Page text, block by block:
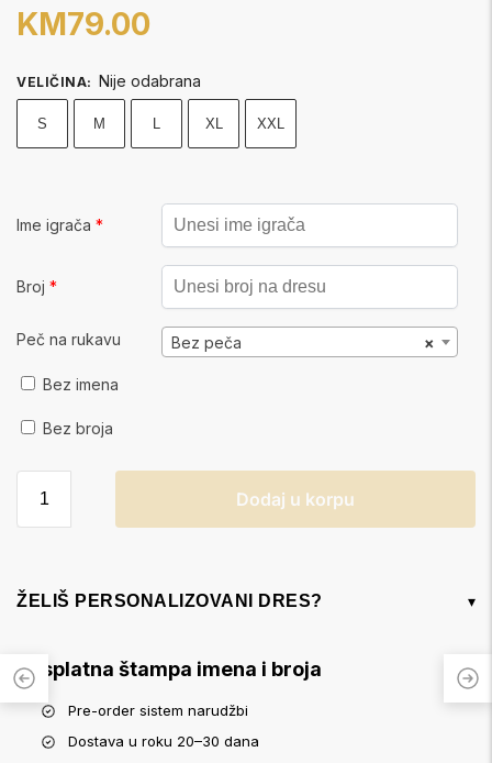
KM79.00
VELIČINA: Nije odabrana
S M L XL XXL
Ime igrača *
Broj *
Peč na rukavu ×
Bez peča
Bez imena
Bez broja
Dodaj u korpu
ŽELIŠ PERSONALIZOVANI DRES? ▾
Besplatna štampa imena i broja
Pre-order sistem narudžbi
Dostava u roku 20–30 dana